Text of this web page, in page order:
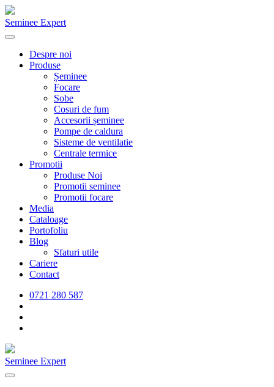
Seminee Expert
Despre noi
Produse
Șeminee
Focare
Sobe
Cosuri de fum
Accesorii șeminee
Pompe de caldura
Sisteme de ventilatie
Centrale termice
Promotii
Produse Noi
Promotii seminee
Promotii focare
Media
Cataloage
Portofoliu
Blog
Sfaturi utile
Cariere
Contact
0721 280 587
Seminee Expert